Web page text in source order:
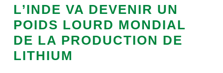
L’INDE VA DEVENIR UN
POIDS LOURD MONDIAL
DE LA PRODUCTION DE
LITHIUM